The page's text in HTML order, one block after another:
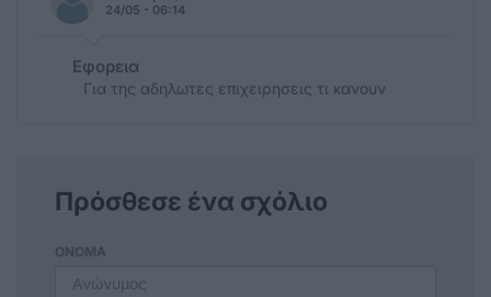
24/05 - 06:14
Εφορεια
Για της αδηλωτες επιχειρησεις τι κανουν
Πρόσθεσε ένα σχόλιο
ΟΝΟΜΑ